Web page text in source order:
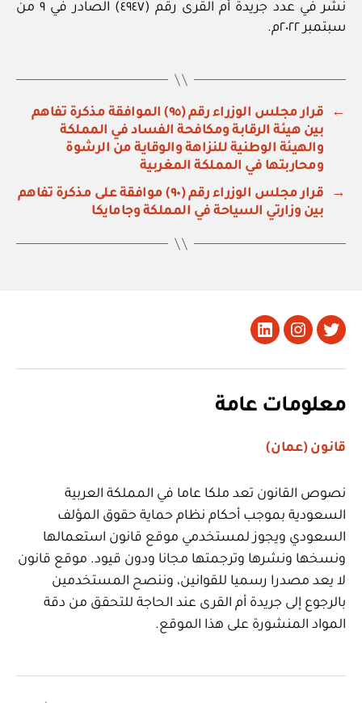
نشر في عدد جريدة أم القرى رقم (٤٩٤٧) الصادر في ٩ من
سبتمبر ٢٠٢٢م.
←
قرار مجلس الوزراء رقم (٩٥) الموافقة مذكرة تفاهم
بين هيئة الرقابة ومكافحة الفساد في المملكة
والهيئة الوطنية للنزاهة والوقاية من الرشوة
ومحاربتها في المملكة المغربية
→
قرار مجلس الوزراء رقم (٩٠) موافقة على مذكرة تفاهم
بين وزارتي السياحة في المملكة وجامايكا
تويتر Instagram
LinkedIn
معلومات عامة
قانون (عمان)
نصوص القانون تعد ملكا عاما في المملكة العربية
السعودية بموجب أحكام نظام حماية حقوق المؤلف
السعودي ويجوز لمستخدمي موقع قانون استعمالها
ونسخها ونشرها وترجمتها مجانا ودون قيود. موقع قانون
لا يعد مصدرا رسميا للقوانين، وننصح المستخدمين
بالرجوع إلى جريدة أم القرى عند الحاجة للتحقق من دقة
المواد المنشورة على هذا الموقع.